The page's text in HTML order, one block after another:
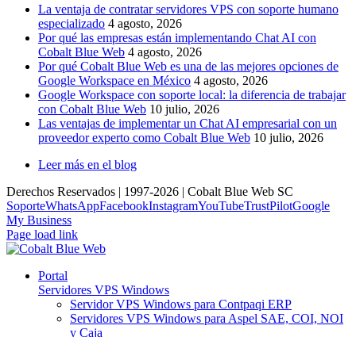
La ventaja de contratar servidores VPS con soporte humano
especializado 4 agosto, 2026
Por qué las empresas están implementando Chat AI con
Cobalt Blue Web 4 agosto, 2026
Por qué Cobalt Blue Web es una de las mejores opciones de
Google Workspace en México 4 agosto, 2026
Google Workspace con soporte local: la diferencia de trabajar
con Cobalt Blue Web 10 julio, 2026
Las ventajas de implementar un Chat AI empresarial con un
proveedor experto como Cobalt Blue Web 10 julio, 2026
Leer más en el blog
Derechos Reservados | 1997-2026 | Cobalt Blue Web SC
SoporteWhatsAppFacebookInstagramYouTubeTrustPilotGoogle
My Business
Page load link
Portal
Servidores VPS Windows
Servidor VPS Windows para Contpaqi ERP
Servidores VPS Windows para Aspel SAE, COI, NOI
y Caja